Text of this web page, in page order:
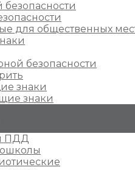
для общественных
безопасности
знаки
знаки
ПДД